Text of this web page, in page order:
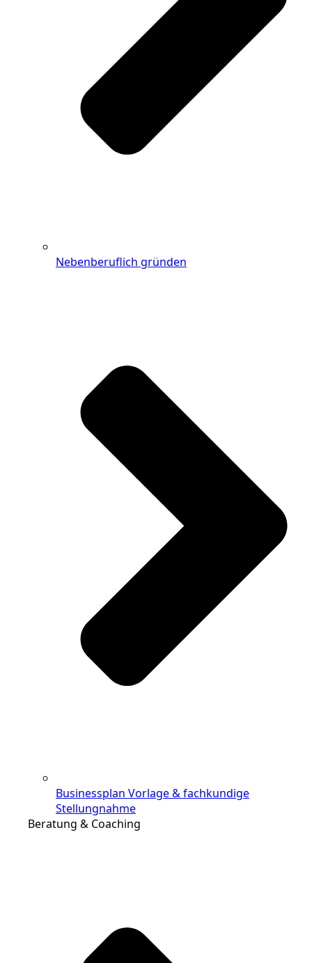
Nebenberuflich gründen
Businessplan Vorlage & fachkundige
Stellungnahme
Beratung & Coaching